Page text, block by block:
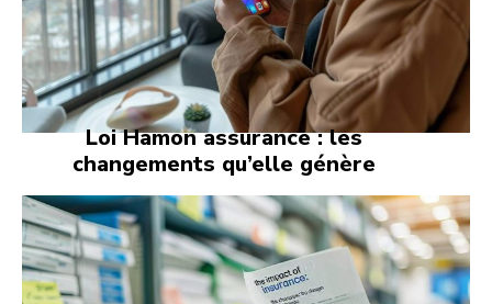
Loi Hamon assurance : les
changements qu’elle génère